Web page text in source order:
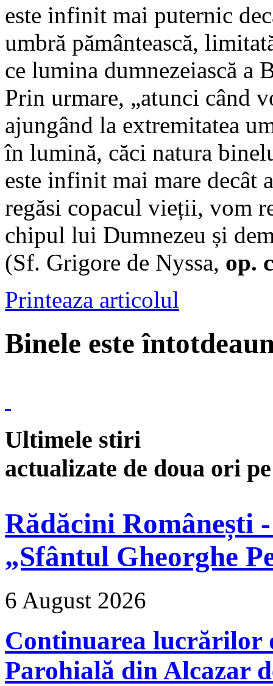
este infinit mai puternic
umbră pământească,
ce lumina dumnezeiască a
Prin urmare, „atunci când
ajungând la extremitatea
în lumină, căci natura
este infinit mai mare decât
regăsi copacul vieții, vom
chipul lui Dumnezeu și
(Sf. Grigore de Nyssa, op.
Printeaza articolul
Binele este
Ultimele stiri
actualizate de doua ori
Rădăcini Românești
„Sfântul Gheorghe
6 August 2026
Continuarea lucrărilor
Parohială din Alcazar